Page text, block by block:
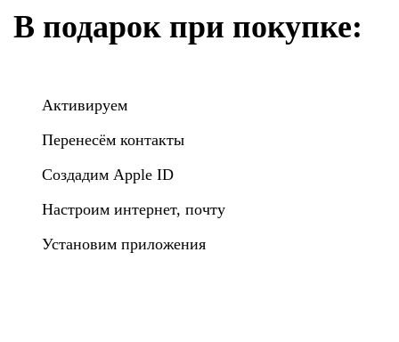
В подарок при покупке:
Активируем
Перенесём контакты
Создадим Apple ID
Настроим интернет, почту
Установим приложения